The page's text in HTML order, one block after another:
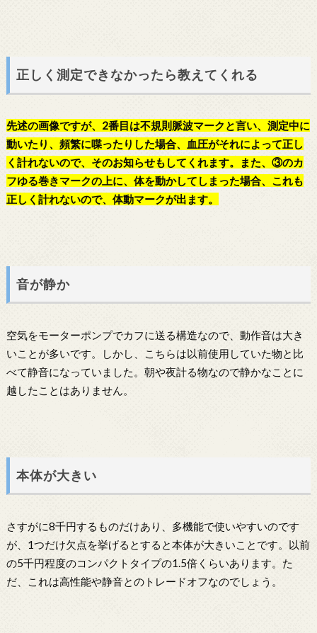
正しく測定できなかったら教えてくれる
先述の画像ですが、2番目は不規則脈波マークと言い、測定中に
動いたり、頻繁に喋ったりした場合、血圧がそれによって正し
く計れないので、そのお知らせもしてくれます。また、③のカ
フゆる巻きマークの上に、体を動かしてしまった場合、これも
正しく計れないので、体動マークが出ます。
音が静か
空気をモーターポンプでカフに送る構造なので、動作音は大き
いことが多いです。しかし、こちらは以前使用していた物と比
べて静音になっていました。朝や夜計る物なので静かなことに
越したことはありません。
本体が大きい
さすがに8千円するものだけあり、多機能で使いやすいのです
が、1つだけ欠点を挙げるとすると本体が大きいことです。以前
の5千円程度のコンパクトタイプの1.5倍くらいあります。た
だ、これは高性能や静音とのトレードオフなのでしょう。